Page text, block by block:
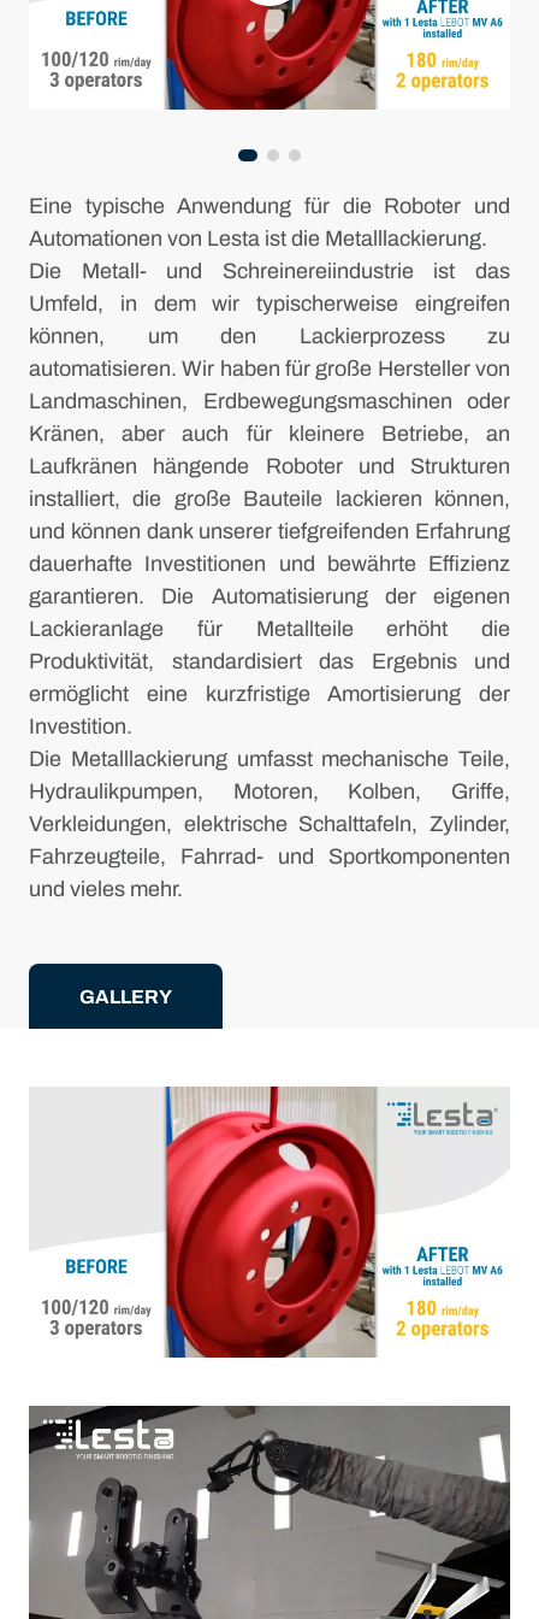
Eine typische Anwendung für die Roboter und
Automationen von Lesta ist die Metalllackierung.
Die Metall- und Schreinereiindustrie ist das
Umfeld, in dem wir typischerweise eingreifen
können, um den Lackierprozess zu
automatisieren. Wir haben für große Hersteller von
Landmaschinen, Erdbewegungsmaschinen oder
Kränen, aber auch für kleinere Betriebe, an
Laufkränen hängende Roboter und Strukturen
installiert, die große Bauteile lackieren können,
und können dank unserer tiefgreifenden Erfahrung
dauerhafte Investitionen und bewährte Effizienz
garantieren. Die Automatisierung der eigenen
Lackieranlage für Metallteile erhöht die
Produktivität, standardisiert das Ergebnis und
ermöglicht eine kurzfristige Amortisierung der
Investition.
Die Metalllackierung umfasst mechanische Teile,
Hydraulikpumpen, Motoren, Kolben, Griffe,
Verkleidungen, elektrische Schalttafeln, Zylinder,
Fahrzeugteile, Fahrrad- und Sportkomponenten
und vieles mehr.
GALLERY